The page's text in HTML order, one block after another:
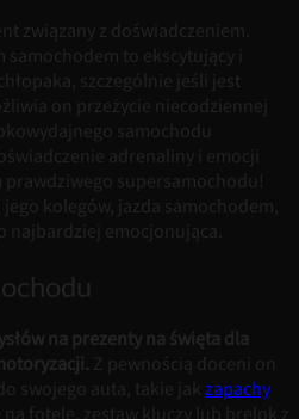
związany z doświadczeniem.
to ekscytujący i
szczególnie jeśli jest
on przeżycie niecodziennej
samochodu
adrenaliny i emocji
supersamochodu!
kolegów, jazda samochodem,
najbardziej emocjonująca.
na prezenty na święta dla
Z pewnością doceni on
swojego auta, takie jak zapachy